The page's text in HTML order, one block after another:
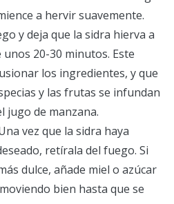
a hervir suavemente.
y deja que la sidra hierva a
20-30 minutos. Este
los ingredientes, y que
y las frutas se infundan
jugo de manzana.
vez que la sidra haya
retírala del fuego. Si
dulce, añade miel o azúcar
bien hasta que se